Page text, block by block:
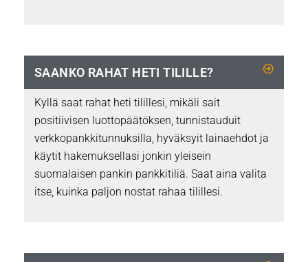
SAANKO RAHAT HETI TILILLE?
Kyllä saat rahat heti tilillesi, mikäli sait
positiivisen luottopäätöksen, tunnistauduit
verkkopankkitunnuksilla, hyväksyit lainaehdot ja
käytit hakemuksellasi jonkin yleisein
suomalaisen pankin pankkitiliä. Saat aina valita
itse, kuinka paljon nostat rahaa tilillesi.